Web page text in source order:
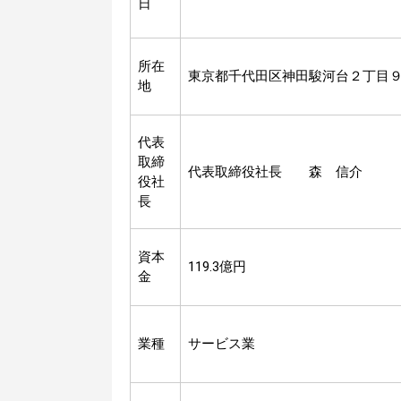
日
所在
地
東京都千代田区神田駿河台２丁目
代表
取締
役社
長
代表取締役社長 森 信介
資本
金
119.3億円
業種 サービス業